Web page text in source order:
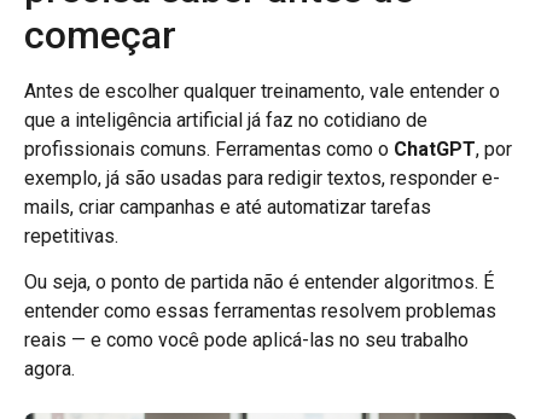
começar
Antes de escolher qualquer treinamento, vale entender o
que a inteligência artificial já faz no cotidiano de
profissionais comuns. Ferramentas como o ChatGPT, por
exemplo, já são usadas para redigir textos, responder e-
mails, criar campanhas e até automatizar tarefas
repetitivas.
Ou seja, o ponto de partida não é entender algoritmos. É
entender como essas ferramentas resolvem problemas
reais — e como você pode aplicá-las no seu trabalho
agora.